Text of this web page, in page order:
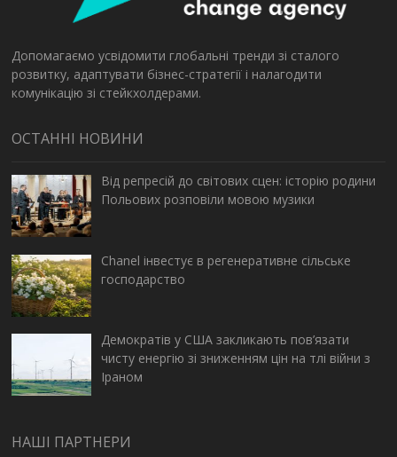
Допомагаємо усвідомити глобальні тренди зі сталого
розвитку, адаптувати бізнес-стратегії і налагодити
комунікацію зі стейкхолдерами.
ОСТАННІ НОВИНИ
Від репресій до світових сцен: історію родини
Польових розповіли мовою музики
Chanel інвестує в регенеративне сільське
господарство
Демократів у США закликають пов’язати
чисту енергію зі зниженням цін на тлі війни з
Іраном
НАШІ ПАРТНЕРИ